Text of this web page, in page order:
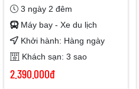
3 ngày 2 đêm
Máy bay - Xe du lịch
Khởi hành: Hàng ngày
Khách sạn: 3 sao
2.390.000đ